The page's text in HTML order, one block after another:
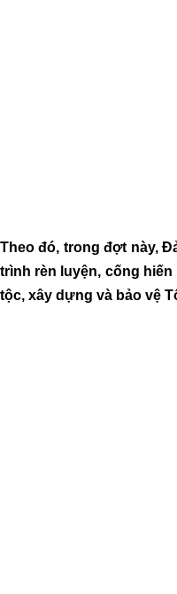
Theo đó, trong đợt này,
trình rèn luyện, cống
tộc, xây dựng và bảo vệ